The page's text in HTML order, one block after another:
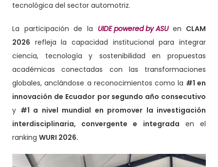
tecnológica del sector automotriz.
La participación de la UIDE powered by ASUen CLAM
2026 refleja la capacidad institucional para integrar
ciencia, tecnología y sostenibilidad en propuestas
académicas conectadas con las transformaciones
globales, anclándose a reconocimientos como la #1 en
innovación de Ecuador por segundo año consecutivo
y #1 a nivel mundial en promover la investigación
interdisciplinaria, convergente e integrada en el
ranking WURI 2026.